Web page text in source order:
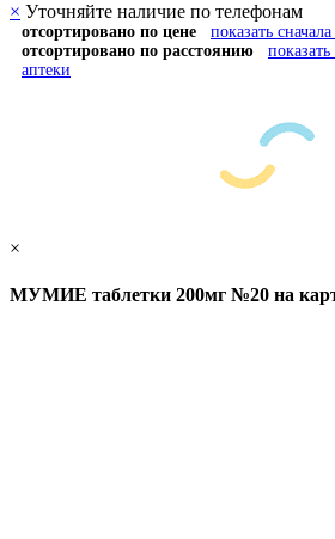
× Уточняйте наличие по телефонам
отсортировано по цене
показать
отсортировано по расстоянию
аптеки
×
МУМИЕ таблетки 200мг №20 на